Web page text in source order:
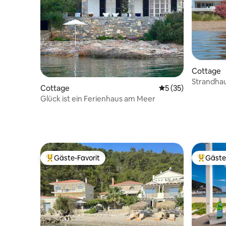
Cottage Durchschnittliche
5 (35)
Glück ist ein Ferienhaus am Meer
Cottage
Beliebter Gäste-Favorit.
Gäste-Favorit